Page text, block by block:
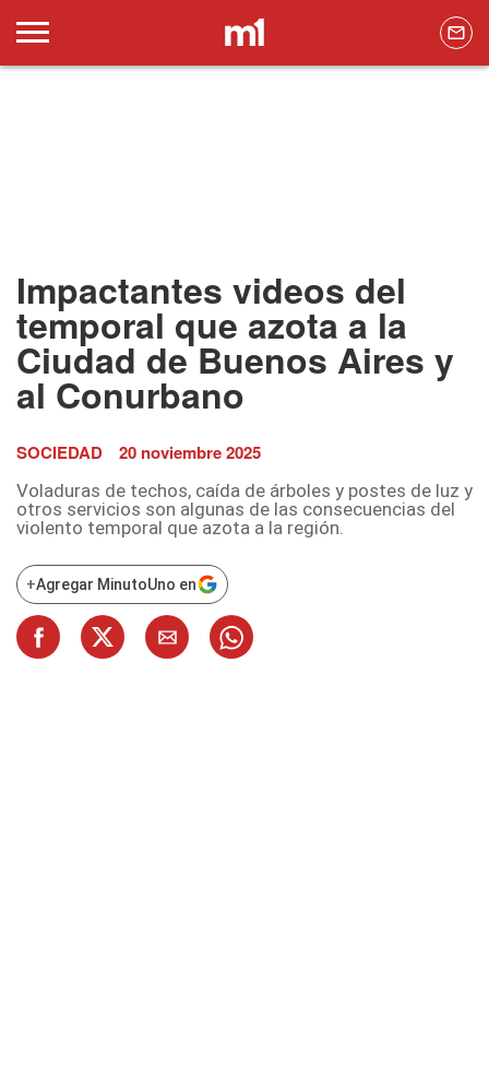
Impactantes videos del
temporal que azota a la
Ciudad de Buenos Aires y
al Conurbano
SOCIEDAD 20 noviembre 2025
Voladuras de techos, caída de árboles y postes de luz y
otros servicios son algunas de las consecuencias del
violento temporal que azota a la región.
+Agregar MinutoUno en